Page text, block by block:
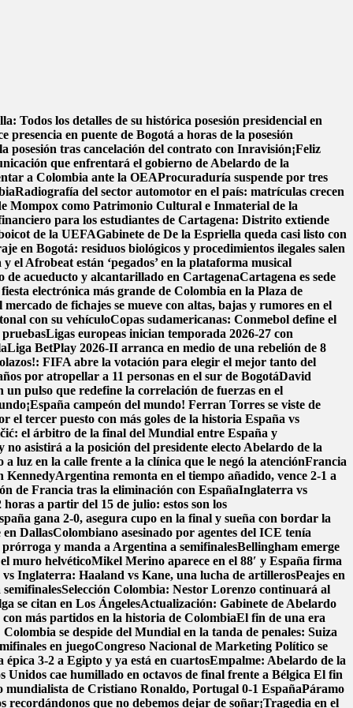
Todos los detalles de su histórica posesión presidencial en
presencia en puente de Bogotá a horas de la posesión
posesión tras cancelación del contrato con Inravisión¡Feliz
que enfrentará el gobierno de Abelardo de la
a Colombia ante la OEAProcuraduría suspende por tres
Radiografía del sector automotor en el país: matrículas crecen
Mompox como Patrimonio Cultural e Inmaterial de la
para los estudiantes de Cartagena: Distrito extiende
de la UEFAGabinete de De la Espriella queda casi listo con
en Bogotá: residuos biológicos y procedimientos ilegales salen
el Afrobeat están ‘pegados’ en la plataforma musical
de acueducto y alcantarillado en CartagenaCartagena es sede
electrónica más grande de Colombia en la Plaza de
de fichajes se mueve con altas, bajas y rumores en el
con su vehículoCopas sudamericanas: Conmebol define el
Ligas europeas inician temporada 2026-27 con
Liga BetPlay 2026-II arranca en medio de una rebelión de 8
FIFA abre la votación para elegir el mejor tanto del
por atropellar a 11 personas en el sur de BogotáDavid
pulso que redefine la correlación de fuerzas en el
¡España campeón del mundo! Ferran Torres se viste de
tercer puesto con más goles de la historia España vs
el árbitro de la final del Mundial entre España y
asistirá a la posición del presidente electo Abelardo de la
luz en la calle frente a la clínica que le negó la atenciónFrancia
KennedyArgentina remonta en el tiempo añadido, vence 2-1 a
de Francia tras la eliminación con EspañaInglaterra vs
a partir del 15 de julio: estos son los
gana 2-0, asegura cupo en la final y sueña con bordar la
en DallasColombiano asesinado por agentes del ICE tenía
y manda a Argentina a semifinalesBellingham emerge
muro helvéticoMikel Merino aparece en el 88′ y España firma
vs Inglaterra: Haaland vs Kane, una lucha de artillerosPeajes en
Selección Colombia: Nestor Lorenzo continuará al
se citan en Los ÁngelesActualización: Gabinete de Abelardo
más partidos en la historia de ColombiaEl fin de una era
se despide del Mundial en la tanda de penales: Suiza
en juegoCongreso Nacional de Marketing Político se
3-2 a Egipto y ya está en cuartosEmpalme: Abelardo de la
cae humillado en octavos de final frente a Bélgica El fin
de Cristiano Ronaldo, Portugal 0-1 EspañaPáramo
recordándonos que no debemos dejar de soñar¡Tragedia en el